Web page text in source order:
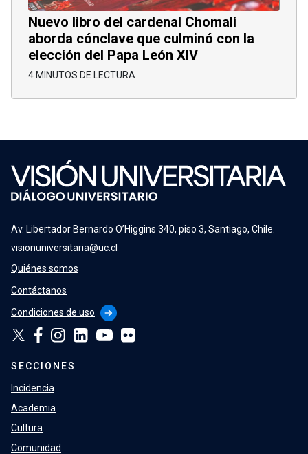
Nuevo libro del cardenal Chomali
aborda cónclave que culminó con la
elección del Papa León XIV
4 MINUTOS DE LECTURA
Av. Libertador Bernardo O’Higgins 340, piso 3, Santiago, Chile.
visionuniversitaria@uc.cl
Quiénes somos
Contáctanos
Condiciones de uso
arrow_forward
SECCIONES
Incidencia
Academia
Cultura
Comunidad